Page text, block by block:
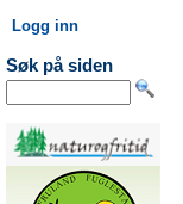
Logg inn
Søk på siden